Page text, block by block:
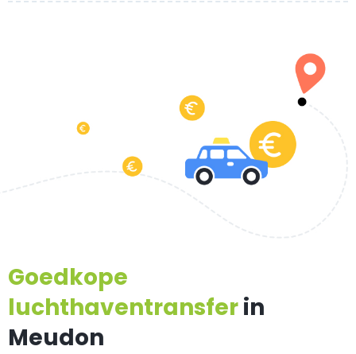
Goedkope
luchthaventransferin
Meudon